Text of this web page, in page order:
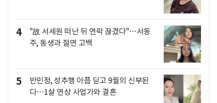
4
"故 서세원 떠난 뒤 연락 끊겼다"…서동
주, 동생과 절연 고백
5
반민정, 성추행 아픔 딛고 9월의 신부된
다…1살 연상 사업가와 결혼